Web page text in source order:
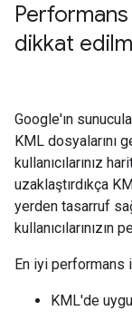
dikkat
Google'ın
KML dosyalarını
kullanıcılarınız
uzaklaştırdıkça
yerden tasarruf
kullanıcılarınızın
En iyi performans
KML'de